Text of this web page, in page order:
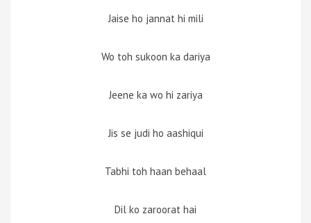
Jaise ho jannat hi mili
Wo toh sukoon ka dariya
Jeene ka wo hi zariya
Jis se judi ho aashiqui
Tabhi toh haan behaal
Dil ko zaroorat hai